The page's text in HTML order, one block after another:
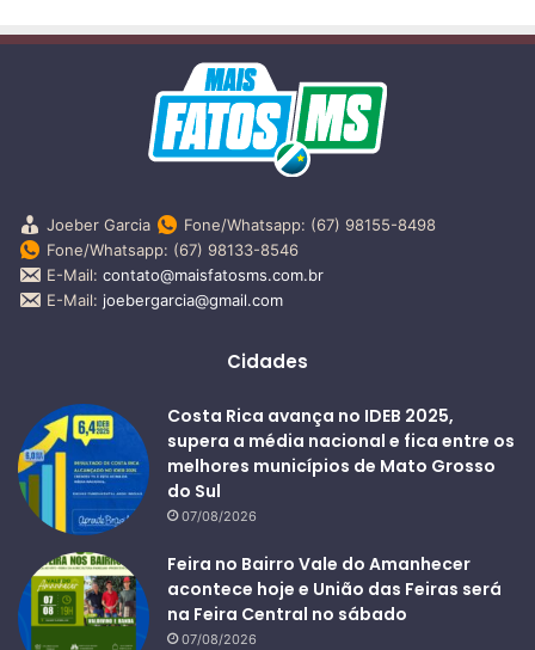
Joeber Garcia
Fone/Whatsapp: (67) 98155-8498
Fone/Whatsapp: (67) 98133-8546
E-Mail: contato@maisfatosms.com.br
E-Mail: joebergarcia@gmail.com
Cidades
Costa Rica avança no IDEB 2025,
supera a média nacional e fica entre os
melhores municípios de Mato Grosso
do Sul
07/08/2026
Feira no Bairro Vale do Amanhecer
acontece hoje e União das Feiras será
na Feira Central no sábado
07/08/2026